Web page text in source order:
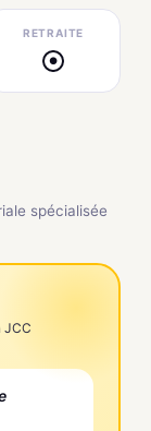
RETRAITE
●
spécialisée
JCC